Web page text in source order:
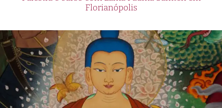
Florianópolis